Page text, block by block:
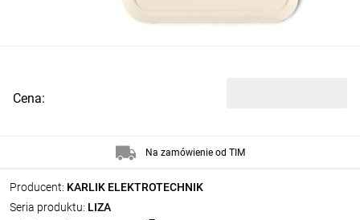
Producent: KARLIK ELEKTROTECHNIK
Seria produktu: LIZA
Cena:
Na zamówienie od TIM